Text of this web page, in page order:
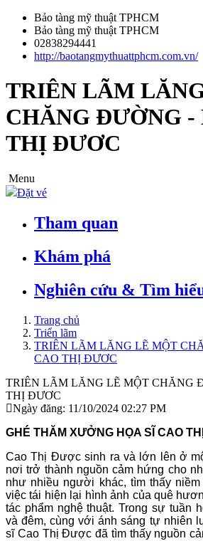
Bảo tàng mỹ thuật TPHCM
Bảo tàng mỹ thuật TPHCM
02838294441
http://baotangmythuattphcm.com.vn/
TRIÊN LÃM
CHĂNG ĐƯỜNG -
THỊ ĐƯƠC
Menu
Đặt vé
Tham quan
Khám phá
Nghiên cứu & Tìm
Trang chủ
Triển lãm
TRIÊN LÃM LĂNG LẼ MỘT
CAO THỊ ĐƯƠC
TRIÊN LÃM LĂNG LẼ MỘT CHĂNG
THỊ ĐƯƠC
Ngày đăng: 11/10/2024 02:27 PM
GHÉ THĂM XƯỞNG HỌA SĨ CAO
Cao Thị Được sinh ra và lớn lên ở
nơi trở thành nguồn cảm hứng cho
như nhiều người khác, tìm thấy
việc tái hiện lại hình ảnh của quê
tác phẩm nghệ thuật. Trong sự tuần
và đêm, cùng với ánh sáng tự nhiên
sĩ Cao Thị Được đã tìm thấy nguồn